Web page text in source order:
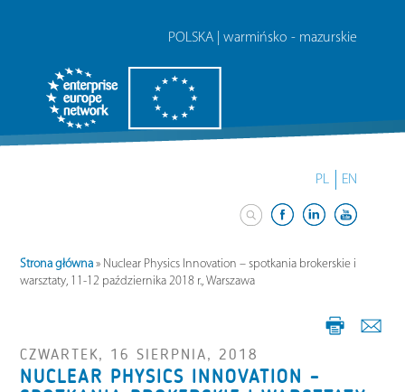
POLSKA | warmińsko - mazurskie
PL EN
Strona główna » Nuclear Physics Innovation – spotkania brokerskie i
warsztaty, 11-12 października 2018 r., Warszawa
CZWARTEK, 16 SIERPNIA, 2018
NUCLEAR PHYSICS INNOVATION –